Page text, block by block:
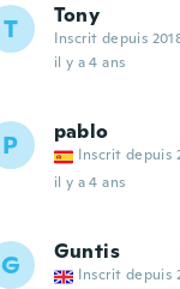
T Tony
Inscrit depuis
il y a 4 ans
P pablo
Inscrit depuis
il y a 4 ans
G Guntis
Inscrit depuis